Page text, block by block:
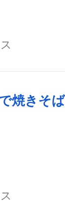
焼きそ